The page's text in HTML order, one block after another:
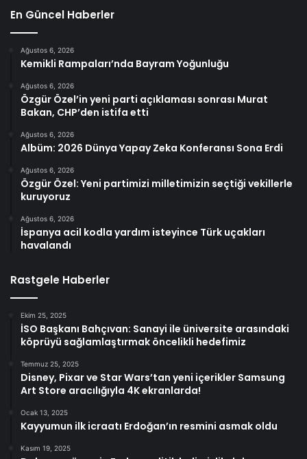
En Güncel Haberler
Ağustos 6, 2026
Kemikli Rampaları’nda Bayram Yoğunluğu
Ağustos 6, 2026
Özgür Özel’in yeni parti açıklaması sonrası Murat
Bakan, CHP’den istifa etti
Ağustos 6, 2026
Albüm: 2026 Dünya Yapay Zeka Konferansı Sona Erdi
Ağustos 6, 2026
Özgür Özel: Yeni partimizi milletimizin seçtiği vekillerle
kuruyoruz
Ağustos 6, 2026
İspanya acil kodla yardım isteyince Türk uçakları
havalandı
Rastgele Haberler
Ekim 25, 2025
İSO Başkanı Bahçıvan: Sanayi ile üniversite arasındaki
köprüyü sağlamlaştırmak öncelikli hedefimiz
Temmuz 25, 2025
Disney, Pixar ve Star Wars’tan yeni içerikler Samsung
Art Store aracılığıyla 4K ekranlarda!
Ocak 13, 2025
Kayyumun ilk icraatı Erdoğan’ın resmini asmak oldu
Kasım 19, 2025